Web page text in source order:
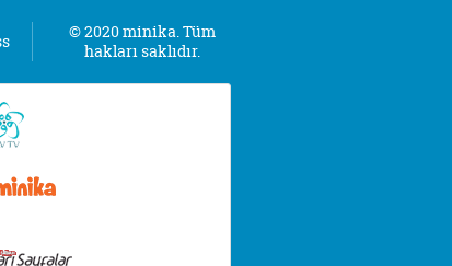
© 2020 minika. Tüm
hakları saklıdır.